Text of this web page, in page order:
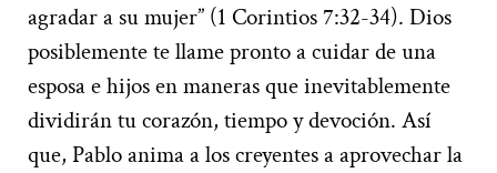
agradar a su mujer” (1 Corintios 7:32-34). Dios
posiblemente te llame pronto a cuidar de una
esposa e hijos en maneras que inevitablemente
dividirán tu corazón, tiempo y devoción. Así
que, Pablo anima a los creyentes a aprovechar la